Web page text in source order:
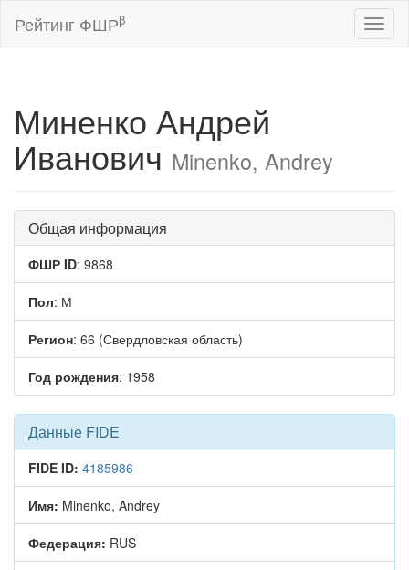
Рейтинг ФШРβ
Миненко Андрей
Иванович Minenko, Andrey
Общая информация
ФШР ID: 9868
Пол: М
Регион: 66 (Свердловская область)
Год рождения: 1958
Данные FIDE
FIDE ID: 4185986
Имя: Minenko, Andrey
Федерация: RUS